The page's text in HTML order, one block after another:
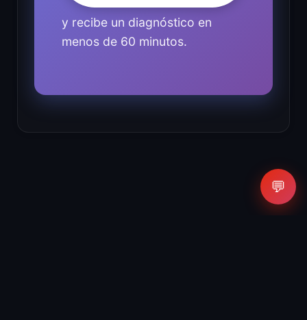
y recibe un diagnóstico en
menos de 60 minutos.
💬